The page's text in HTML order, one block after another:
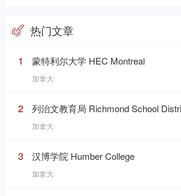
热门文章
1 蒙特利尔大学 HEC Montreal
加拿大
2 列治文教育局 Richmond School
加拿大
3 汉博学院 Humber College
加拿大